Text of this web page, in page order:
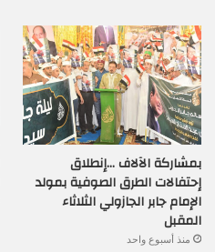
بمشاركة الآلاف …إنطلاق
إحتفالات الطرق الصوفية بمولد
الإمام جابر الجازولي الثلاثاء
المقبل
منذ أسبوع واحد